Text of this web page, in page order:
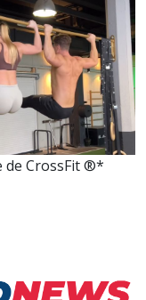
de CrossFit ®*